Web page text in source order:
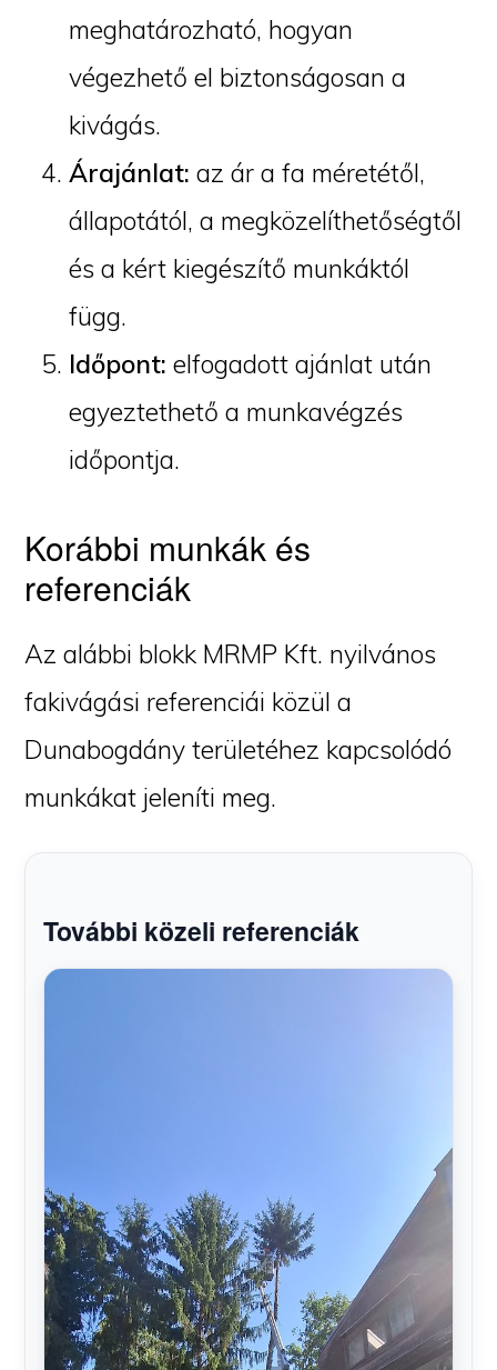
meghatározható, hogyan
végezhető el biztonságosan a
kivágás.
Árajánlat: az ár a fa méretétől,
állapotától, a megközelíthetőségtől
és a kért kiegészítő munkáktól
függ.
Időpont: elfogadott ajánlat után
egyeztethető a munkavégzés
időpontja.
Korábbi munkák és
referenciák
Az alábbi blokk MRMP Kft. nyilvános
fakivágási referenciái közül a
Dunabogdány területéhez kapcsolódó
munkákat jeleníti meg.
További közeli referenciák